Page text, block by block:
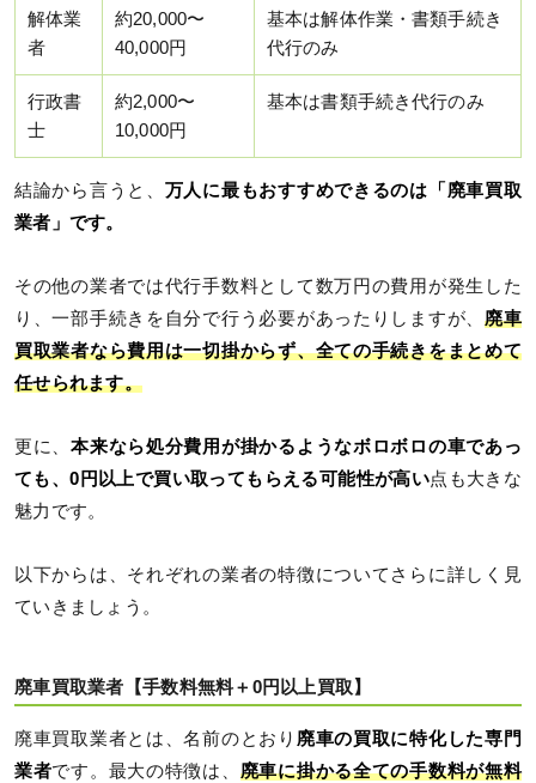
解体業
者
約20,000〜
40,000円
基本は解体作業・書類手続き
代行のみ
行政書
士
約2,000〜
10,000円
基本は書類手続き代行のみ
結論から言うと、 万人に最もおすすめできるのは「廃車買取
業者」です。
その他の業者では代行手数料として数万円の費用が発生した
り、一部手続きを自分で行う必要があったりしますが、 廃車
買取業者なら費用は一切掛からず、全ての手続きをまとめて
任せられます。
更に、本来なら処分費用が掛かるようなボロボロの車であっ
ても、0円以上で買い取ってもらえる可能性が高い点も大きな
魅力です。
以下からは、それぞれの業者の特徴についてさらに詳しく見
ていきましょう。
廃車買取業者【手数料無料＋0円以上買取】
廃車買取業者とは、名前のとおり 廃車の買取に特化した専門
業者です。最大の特徴は、 廃車に掛かる全ての手数料が無料